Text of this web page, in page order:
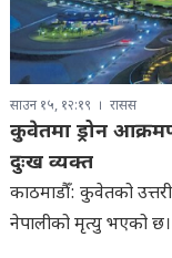
साउन १५, १२:१९ रासस
कुवेतमा ड्रोन
दुःख व्यक्त
काठमाडौँ: कुवेतको
नेपालीको मृत्यु भएको छ।